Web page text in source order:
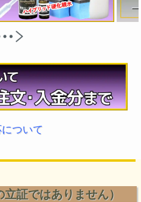
ついて
証ではありません）